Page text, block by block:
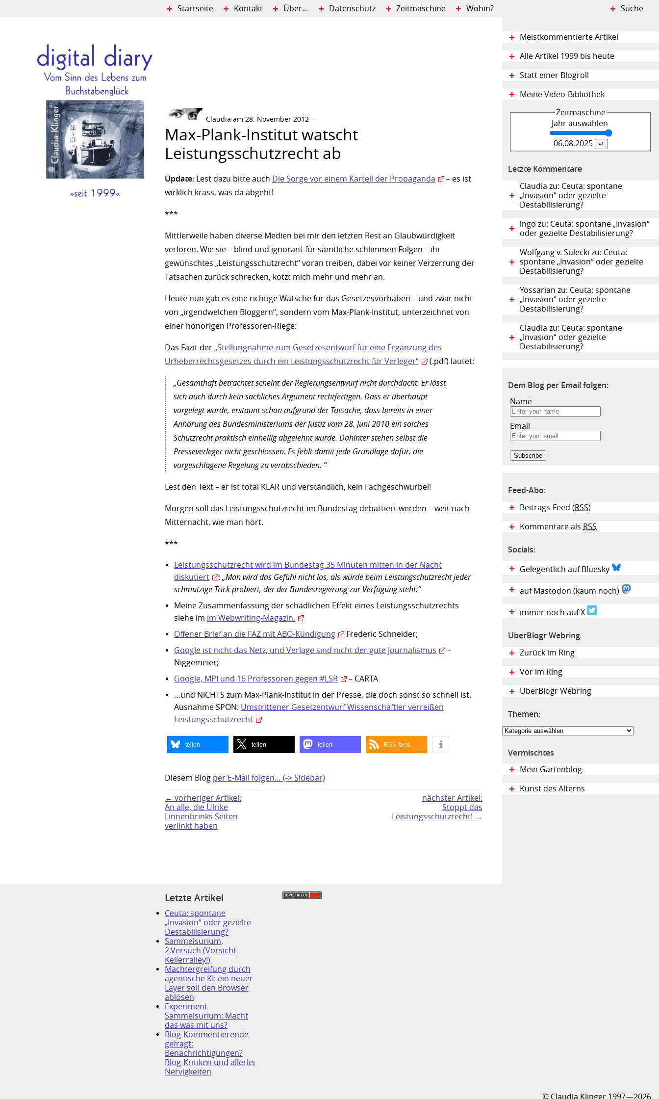
Claudia am 28. November 2012 —
Max-Plank-Institut watscht
Leistungsschutzrecht ab
Update: Lest dazu bitte auch Die Sorge vor einem Kartell der Propaganda
– es ist
wirklich krass, was da abgeht!
***
Mittlerweile haben diverse Medien bei mir den letzten Rest an Glaubwürdigkeit
verloren. Wie sie – blind und ignorant für sämtliche schlimmen Folgen – ihr
gewünschtes „Leistungsschutzrecht“ voran treiben, dabei vor keiner Verzerrung der
Tatsachen zurück schrecken, kotzt mich mehr und mehr an.
Heute nun gab es eine richtige Watsche für das Gesetzesvorhaben – und zwar nicht
von „irgendwelchen Bloggern“, sondern vom Max-Plank-Institut, unterzeichnet von
einer honorigen Professoren-Riege:
Das Fazit der „Stellungnahme zum Gesetzesentwurf für eine Ergänzung des
Urheberrechtsgesetzes durch ein Leistungsschutzrecht für Verleger“
(.pdf) lautet:
„Gesamthaft betrachtet scheint der Regierungsentwurf nicht durchdacht. Er lässt
sich auch durch kein sachliches Argument rechtfertigen. Dass er überhaupt
vorgelegt wurde, erstaunt schon aufgrund der Tatsache, dass bereits in einer
Anhörung des Bundesministeriums der Justiz vom 28. Juni 2010 ein solches
Schutzrecht praktisch einhellig abgelehnt wurde. Dahinter stehen selbst die
Presseverleger nicht geschlossen. Es fehlt damit jede Grundlage dafür, die
vorgeschlagene Regelung zu verabschieden. “
Lest den Text – er ist total KLAR und verständlich, kein Fachgeschwurbel!
Morgen soll das Leistungsschutzrecht im Bundestag debattiert werden – weit nach
Mitternacht, wie man hört.
***
Leistungsschutzrecht wird im Bundestag 35 Minuten mitten in der Nacht
diskutiert
:„Man wird das Gefühl nicht los, als würde beim Leistungschutzrecht jeder
schmutzige Trick probiert, der der Bundesregierung zur Verfügung steht.“
Meine Zusammenfassung der schädlichen Effekt eines Leistungsschutzrechts
siehe im im Webwriting-Magazin.
Offener Brief an die FAZ mit ABO-Kündigung
Frederic Schneider;
Google ist nicht das Netz, und Verlage sind nicht der gute Journalismus
–
Niggemeier;
Google, MPI und 16 Professoren gegen #LSR
– CARTA
…und NICHTS zum Max-Plank-Institut in der Presse, die doch sonst so schnell ist.
Ausnahme SPON: Umstrittener Gesetzentwurf Wissenschaftler verreißen
Leistungsschutzrecht
teilen teilen teilen RSS-feed
Diesem Blog per E-Mail folgen… (-> Sidebar)
← vorheriger Artikel:
An alle, die Ulrike
Linnenbrinks Seiten
verlinkt haben
nächster Artikel:
Stoppt das
Leistungsschutzrecht! →
Suche
Startseite Kontakt Über… Datenschutz Zeitmaschine Wohin?
Meistkommentierte Artikel
Alle Artikel 1999 bis heute
Statt einer Blogroll
Meine Video-Bibliothek
Zeitmaschine
Jahr auswählen
06.08.2025
Letzte Kommentare
Claudia zu: Ceuta: spontane
„Invasion“ oder gezielte
Destabilisierung?
ingo zu: Ceuta: spontane „Invasion“
oder gezielte Destabilisierung?
Wolfgang v. Sulecki zu: Ceuta:
spontane „Invasion“ oder gezielte
Destabilisierung?
Yossarian zu: Ceuta: spontane
„Invasion“ oder gezielte
Destabilisierung?
Claudia zu: Ceuta: spontane
„Invasion“ oder gezielte
Destabilisierung?
Dem Blog per Email folgen:
Name
Email
Feed-Abo:
Beitrags-Feed (RSS)
Kommentare als RSS
Socials:
Gelegentlich auf Bluesky
auf Mastodon (kaum noch)
immer noch auf X
UberBlogr Webring
Zurück im Ring
Vor im Ring
UberBlogr Webring
Themen:
Themen:
Vermischtes
Mein Gartenblog
Kunst des Alterns
Letzte Artikel
Ceuta: spontane
„Invasion“ oder gezielte
Destabilisierung?
Sammelsurium,
2.Versuch (Vorsicht
Kellerralley!)
Machtergreifung durch
agentische KI: ein neuer
Layer soll den Browser
ablösen
Experiment
Sammelsurium: Macht
das was mit uns?
Blog-Kommentierende
gefragt:
Benachrichtigungen?
Blog-Kritiken und allerlei
Nervigkeiten
© Claudia Klinger 1997—2026